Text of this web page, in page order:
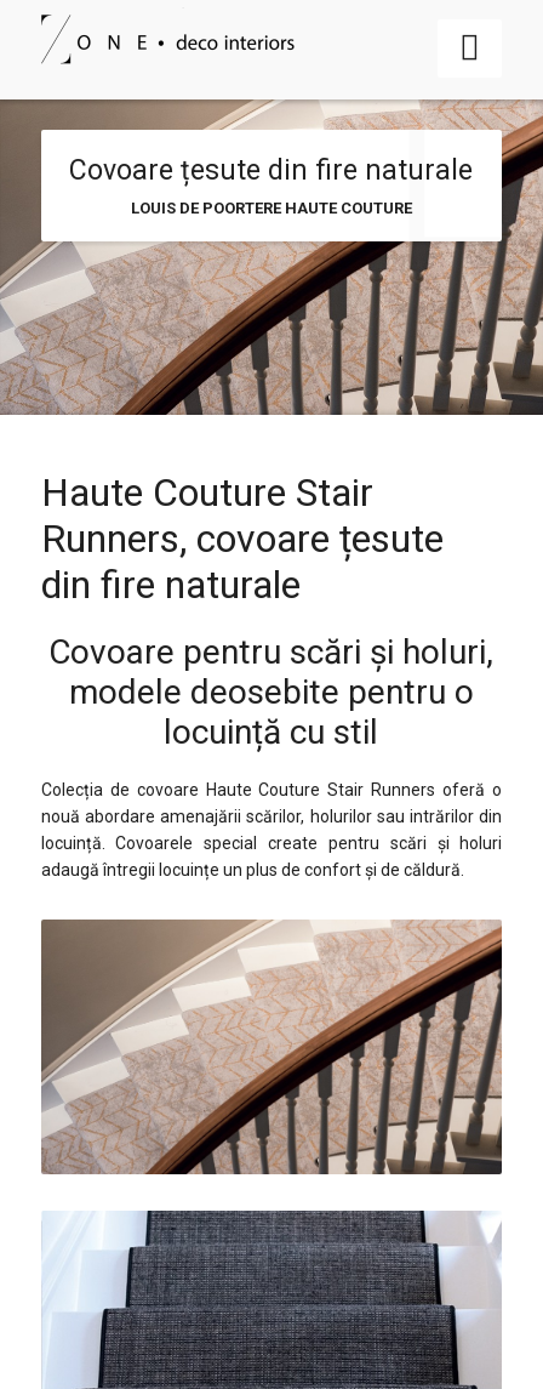
Covoare țesute din fire naturale
LOUIS DE POORTERE HAUTE COUTURE
Haute Couture Stair
Runners, covoare țesute
din fire naturale
Covoare pentru scări și holuri,
modele deosebite pentru o
locuință cu stil
Colecția de covoare Haute Couture Stair Runners oferă o
nouă abordare amenajării scărilor, holurilor sau intrărilor din
locuință. Covoarele special create pentru scări și holuri
adaugă întregii locuințe un plus de confort și de căldură.